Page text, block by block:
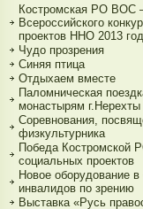
Костромская РО ВОС
Всероссийского
проектов ННО 2013
Чудо прозрения
Синяя птица
Отдыхаем вместе
Паломническая
монастырям г.Нерехты
Соревнования,
физкультурника
Победа Костромской
социальных проектов
Новое оборудование в
инвалидов по зрению
Выставка «Русь